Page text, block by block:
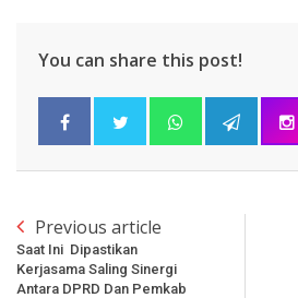
You can share this post!
Previous article
Saat Ini Dipastikan
Kerjasama Saling Sinergi
Antara DPRD Dan Pemkab